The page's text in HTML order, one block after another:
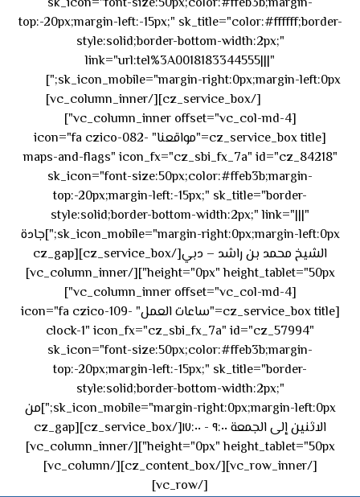
top:-20px;margin-left:-15px;" sk_title="color:#ffffff;border-
style:solid;border-bottom-width:2px;"
link="url:tel%3A0018183344555|||"
sk_icon_mobile="margin-right:0px;margin-left:0px;"]
[/cz_service_box][/vc_column_inner]
[vc_column_inner offset="vc_col-md-4"]
[cz_service_box title="مواقعنا" icon="fa czico-082-
maps-and-flags" icon_fx="cz_sbi_fx_7a" id="cz_84218"
sk_icon="font-size:50px;color:#ffeb3b;margin-
top:-20px;margin-left:-15px;" sk_title="border-
style:solid;border-bottom-width:2px;" link="|||"
sk_icon_mobile="margin-right:0px;margin-left:0px;"]جادة
الشيخ محمد بن راشد – دبي[/cz_service_box][cz_gap
height="0px" height_tablet="50px"][/vc_column_inner]
[vc_column_inner offset="vc_col-md-4"]
[cz_service_box title="ساعات العمل" icon="fa czico-109-
clock-1" icon_fx="cz_sbi_fx_7a" id="cz_57994"
sk_icon="font-size:50px;color:#ffeb3b;margin-
top:-20px;margin-left:-15px;" sk_title="border-
style:solid;border-bottom-width:2px;"
sk_icon_mobile="margin-right:0px;margin-left:0px;"]من
الاثنين إلى الجمعة ٩:٠٠ - ١٧:٠٠[/cz_service_box][cz_gap
height="0px" height_tablet="50px"][/vc_column_inner]
[/vc_row_inner][/cz_content_box][/vc_column]
[/vc_row]